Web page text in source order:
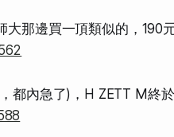
大那邊買一頂類似的，190
都內急了)，H ZETT M終